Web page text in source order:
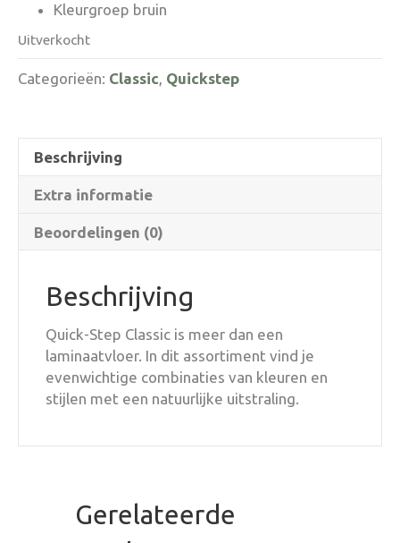
Kleurgroep bruin
Uitverkocht
Categorieën: Classic, Quickstep
Beschrijving
Extra informatie
Beoordelingen (0)
Beschrijving
Quick-Step Classic is meer dan een
laminaatvloer. In dit assortiment vind je
evenwichtige combinaties van kleuren en
stijlen met een natuurlijke uitstraling.
Gerelateerde